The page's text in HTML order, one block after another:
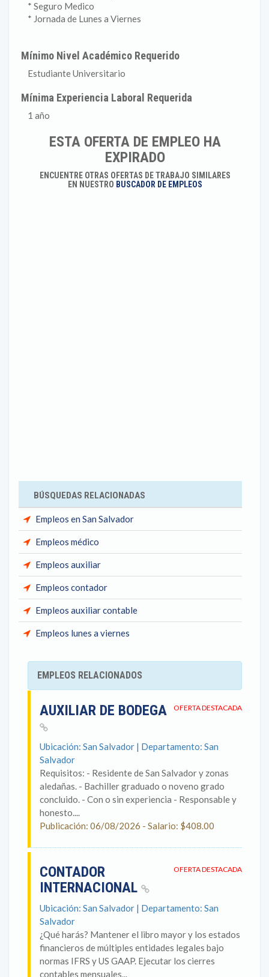
* Seguro Medico
* Jornada de Lunes a Viernes
Mínimo Nivel Académico Requerido
Estudiante Universitario
Mínima Experiencia Laboral Requerida
1 año
ESTA OFERTA DE EMPLEO HA
EXPIRADO
ENCUENTRE OTRAS OFERTAS DE TRABAJO SIMILARES
EN NUESTRO BUSCADOR DE EMPLEOS
BÚSQUEDAS RELACIONADAS
Empleos en San Salvador
Empleos médico
Empleos auxiliar
Empleos contador
Empleos auxiliar contable
Empleos lunes a viernes
EMPLEOS RELACIONADOS
OFERTA DESTACADA
AUXILIAR DE BODEGA
Ubicación: San Salvador | Departamento: San
Salvador
Requisitos: - Residente de San Salvador y zonas
aledañas. - Bachiller graduado o noveno grado
concluido. - Con o sin experiencia - Responsable y
honesto....
Publicación: 06/08/2026 - Salario: $408.00
OFERTA DESTACADA
CONTADOR
INTERNACIONAL
Ubicación: San Salvador | Departamento: San
Salvador
¿Qué harás? Mantener el libro mayor y los estados
financieros de múltiples entidades legales bajo
normas IFRS y US GAAP. Ejecutar los cierres
contables mensuales...